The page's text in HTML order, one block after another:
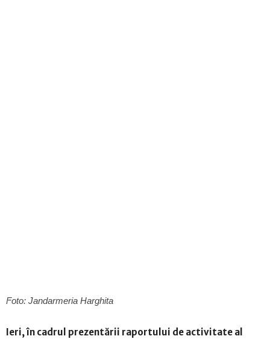
Foto: Jandarmeria Harghita
Ieri, în cadrul prezentării raportului de activitate al